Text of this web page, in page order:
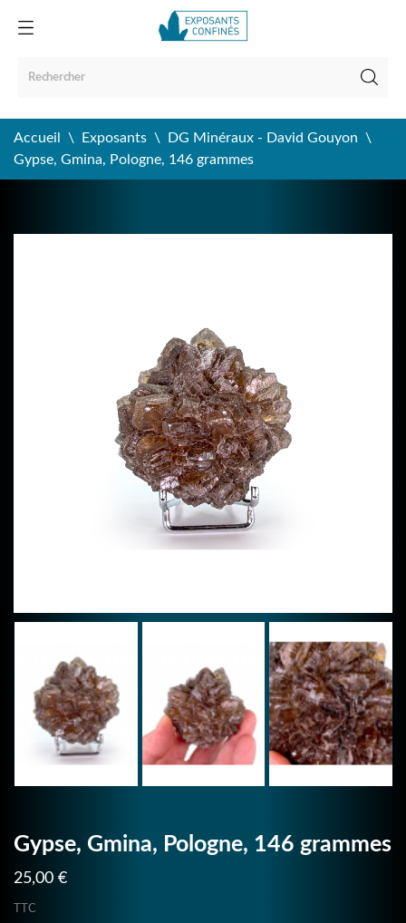
Accueil Exposants
DG Minéraux - David Gouyon
Gypse, Gmina, Pologne, 146 grammes
Gypse, Gmina, Pologne, 146 grammes
25,00 €
TTC